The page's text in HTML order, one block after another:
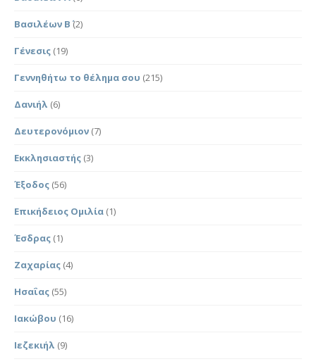
Βασιλέων Β΄ (2)
Γένεσις (19)
Γεννηθήτω το θέλημα σου (215)
Δανιήλ (6)
Δευτερονόμιον (7)
Εκκλησιαστής (3)
Έξοδος (56)
Επικήδειος Ομιλία (1)
Έσδρας (1)
Ζαχαρίας (4)
Ησαΐας (55)
Ιακώβου (16)
Ιεζεκιήλ (9)